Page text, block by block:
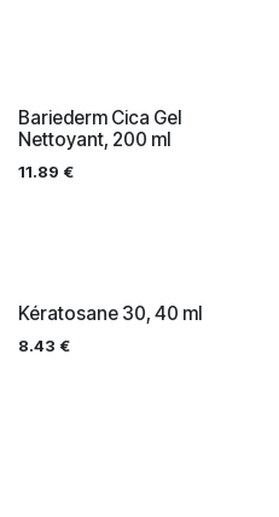
Bariederm Cica Gel
Nettoyant, 200 ml
11.89 €
Kératosane 30, 40 ml
8.43 €